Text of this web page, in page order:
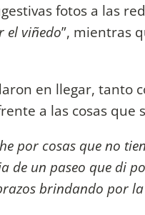
fotos a las
el viñedo”, mientras
en llegar, tanto
a las cosas que
por cosas que no
de un paseo que di
brindando por